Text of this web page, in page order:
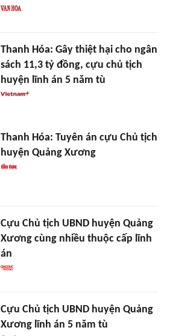
Thanh Hóa: Gây thiệt hại cho ngân
sách 11,3 tỷ đồng, cựu chủ tịch
huyện lĩnh án 5 năm tù
Thanh Hóa: Tuyên án cựu Chủ tịch
huyện Quảng Xương
Cựu Chủ tịch UBND huyện Quảng
Xương cùng nhiều thuộc cấp lĩnh
án
Cựu Chủ tịch UBND huyện Quảng
Xương lĩnh án 5 năm tù